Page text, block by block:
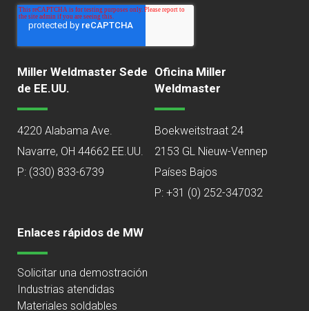
Miller Weldmaster Sede
de EE.UU.
4220 Alabama Ave.
Navarre, OH 44662 EE.UU.
P: (330) 833-6739
Oficina Miller
Weldmaster
Boekweitstraat 24
2153 GL Nieuw-Vennep
Países Bajos
P: +31 (0) 252-347032
Enlaces rápidos de MW
Solicitar una demostración
Industrias atendidas
Materiales soldables